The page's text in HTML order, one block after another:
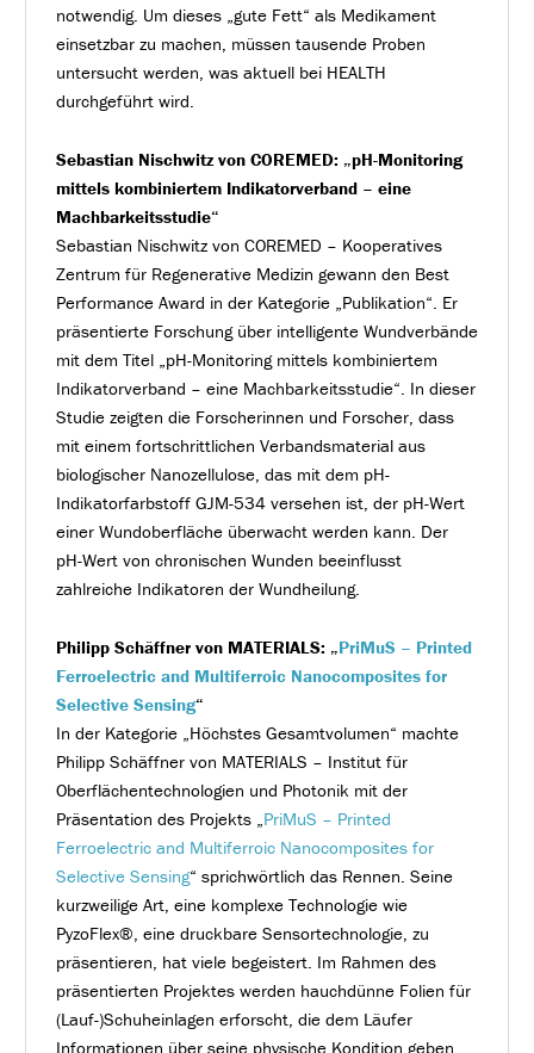
notwendig. Um dieses „gute Fett“ als Medikament
einsetzbar zu machen, müssen tausende Proben
untersucht werden, was aktuell bei HEALTH
durchgeführt wird.
Sebastian Nischwitz von COREMED: „pH-Monitoring
mittels kombiniertem Indikatorverband – eine
Machbarkeitsstudie“
Sebastian Nischwitz von COREMED – Kooperatives
Zentrum für Regenerative Medizin gewann den Best
Performance Award in der Kategorie „Publikation“. Er
präsentierte Forschung über intelligente Wundverbände
mit dem Titel „pH-Monitoring mittels kombiniertem
Indikatorverband – eine Machbarkeitsstudie“. In dieser
Studie zeigten die Forscherinnen und Forscher, dass
mit einem fortschrittlichen Verbandsmaterial aus
biologischer Nanozellulose, das mit dem pH-
Indikatorfarbstoff GJM-534 versehen ist, der pH-Wert
einer Wundoberfläche überwacht werden kann. Der
pH-Wert von chronischen Wunden beeinflusst
zahlreiche Indikatoren der Wundheilung.
Philipp Schäffner von MATERIALS: „PriMuS – Printed
Ferroelectric and Multiferroic Nanocomposites for
Selective Sensing“
In der Kategorie „Höchstes Gesamtvolumen“ machte
Philipp Schäffner von MATERIALS – Institut für
Oberflächentechnologien und Photonik mit der
Präsentation des Projekts „PriMuS – Printed
Ferroelectric and Multiferroic Nanocomposites for
Selective Sensing“ sprichwörtlich das Rennen. Seine
kurzweilige Art, eine komplexe Technologie wie
PyzoFlex®, eine druckbare Sensortechnologie, zu
präsentieren, hat viele begeistert. Im Rahmen des
präsentierten Projektes werden hauchdünne Folien für
(Lauf-)Schuheinlagen erforscht, die dem Läufer
Informationen über seine physische Kondition geben